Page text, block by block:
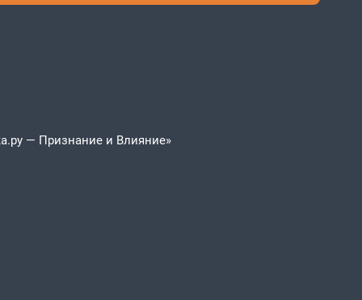
— Признание и Влияние»